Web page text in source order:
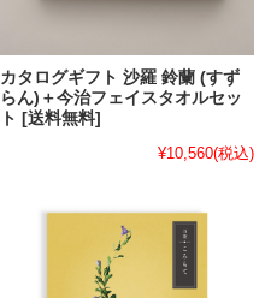
カタログギフト 沙羅 鈴蘭 (すず
らん)＋今治フェイスタオルセッ
ト [送料無料]
¥10,560(税込)